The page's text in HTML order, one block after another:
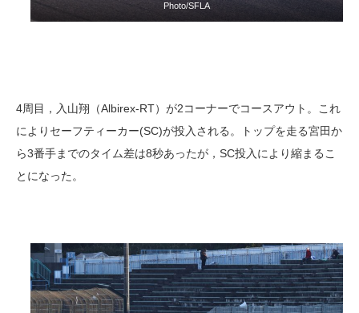
Photo/SFLA
4周目，入山翔（Albirex-RT）が2コーナーでコースアウト。これ
によりセーフティーカー(SC)が投入される。トップを走る宮田か
ら3番手までのタイム差は8秒あったが，SC投入により縮まるこ
とになった。